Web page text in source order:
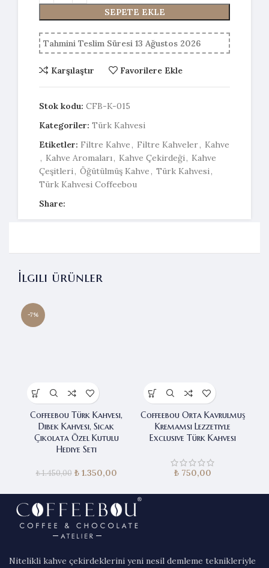
SEPETE EKLE
Tahmini Teslim Süresi 13 Ağustos 2026
Karşılaştır Favorilere Ekle
Stok kodu: CFB-K-015
Kategoriler: Türk Kahvesi
Etiketler: Filtre Kahve, Filtre Kahveler, Kahve
, Kahve Aromaları, Kahve Çekirdeği, Kahve
Çeşitleri, Öğütülmüş Kahve, Türk Kahvesi,
Türk Kahvesi Coffeebou
Share:
İlgili ürünler
-7%
Coffeebou Türk Kahvesi,
Dibek Kahvesi, Sıcak
Çikolata Özel Kutulu
Hediye Seti
₺1.450,00 Orijinal fiyat:
₺1.350,00
₺ 1.350,00.
Coffeebou Orta Kavrulmuş
Kremamsı Lezzetiyle
Exclusive Türk Kahvesi
₺ 750,00
Nitelikli kahve çekirdeklerini yeni nesil demleme teknikleriyle